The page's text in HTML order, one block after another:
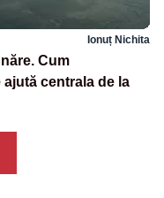
Ionuț Nichita
Cum
centrala de la